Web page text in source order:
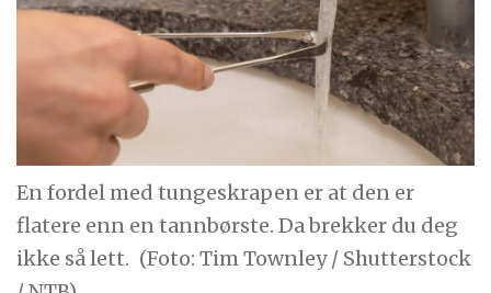
En fordel med tungeskrapen er at den er
flatere enn en tannbørste. Da brekker du deg
ikke så lett. (Foto: Tim Townley / Shutterstock